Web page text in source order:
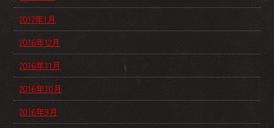
2017年1月
2016年12月
2016年11月
2016年10月
2016年9月